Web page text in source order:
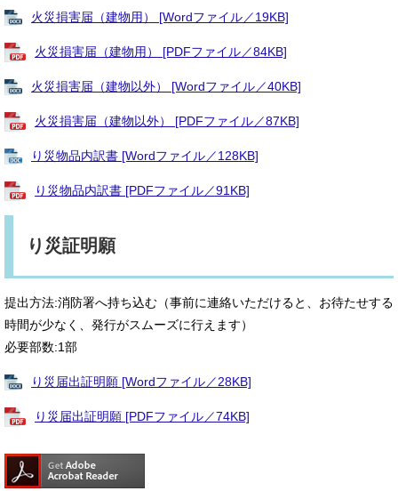
火災損害届（建物用） [Wordファイル／19KB]
火災損害届（建物用） [PDFファイル／84KB]
火災損害届（建物以外） [Wordファイル／40KB]
火災損害届（建物以外） [PDFファイル／87KB]
り災物品内訳書 [Wordファイル／128KB]
り災物品内訳書 [PDFファイル／91KB]
り災証明願
提出方法:消防署へ持ち込む（事前に連絡いただけると、お待たせする
時間が少なく、発行がスムーズに行えます）
必要部数:1部
り災届出証明願 [Wordファイル／28KB]
り災届出証明願 [PDFファイル／74KB]